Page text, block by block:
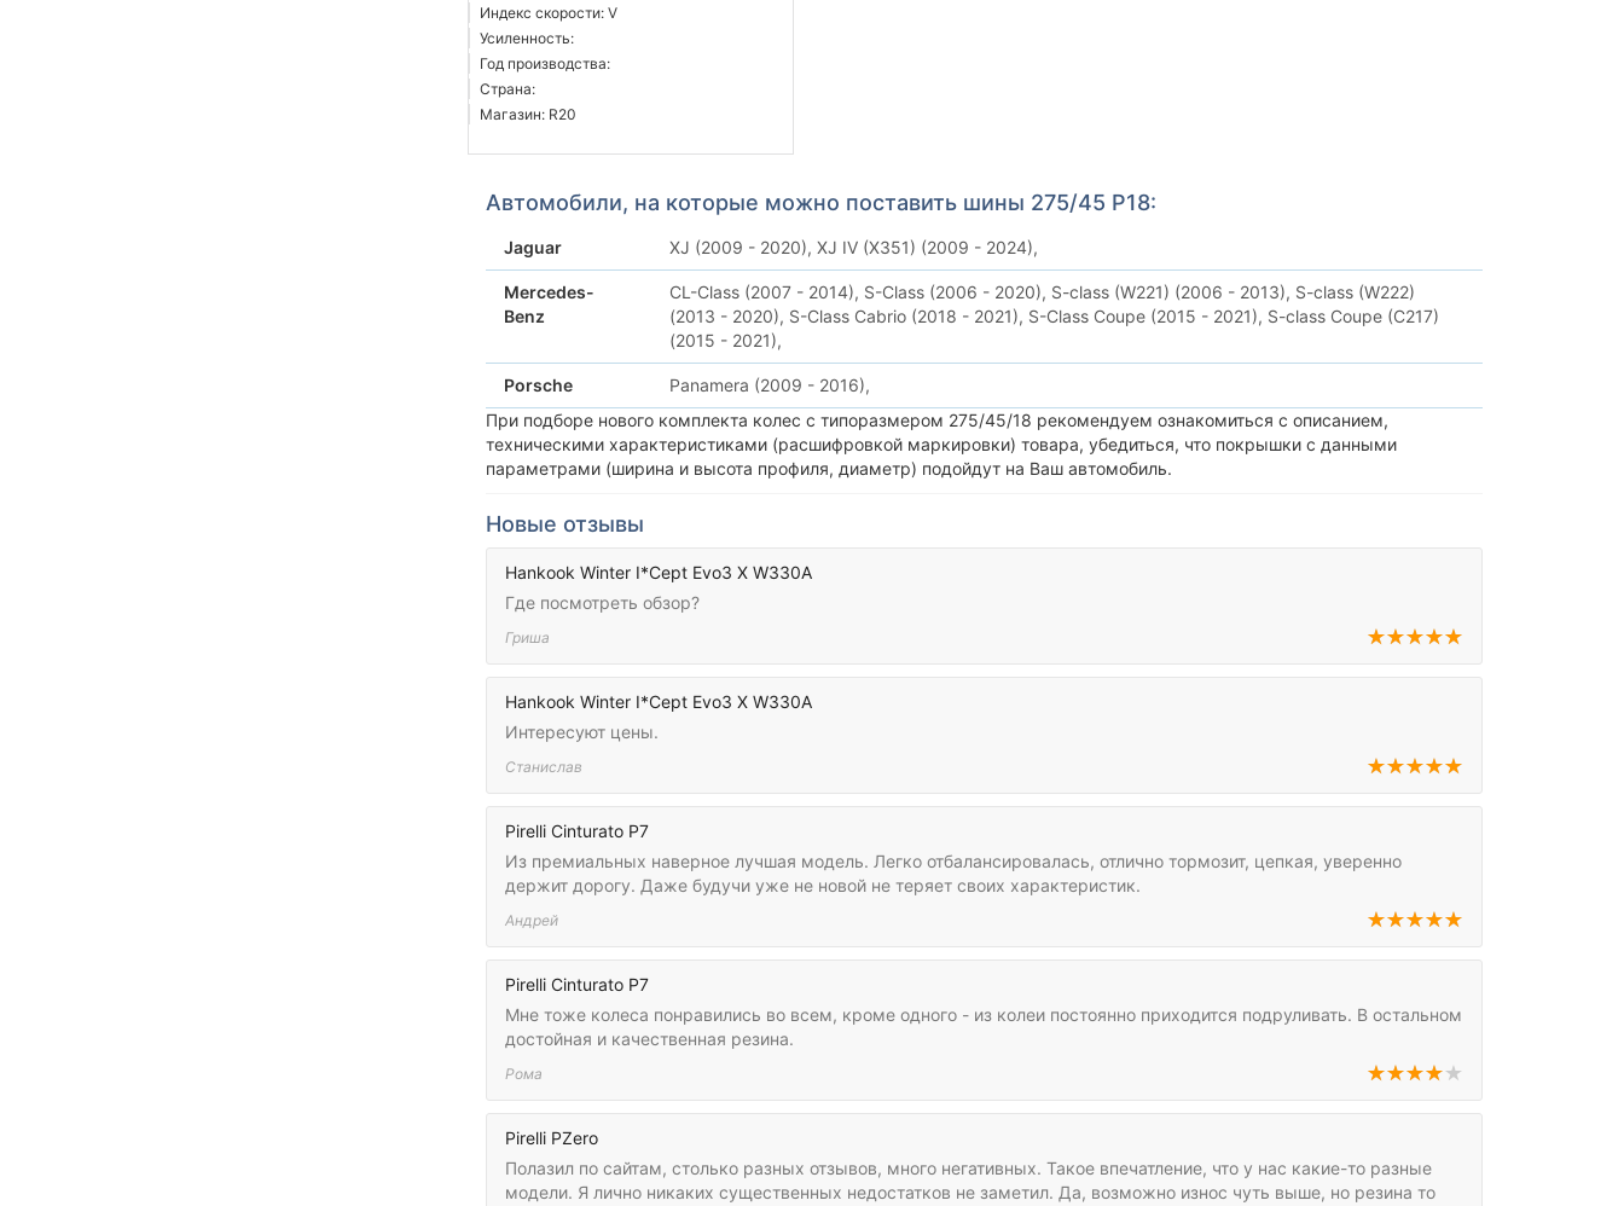
Индекс скорости: V
Усиленность:
Год производства:
Страна:
Магазин: R20
Автомобили, на которые можно поставить шины 275/45 Р18:
Jaguar XJ (2009 - 2020), XJ IV (X351) (2009 - 2024),
Mercedes-
Benz
CL-Class (2007 - 2014), S-Class (2006 - 2020), S-class (W221) (2006 - 2013), S-class (W222)
(2013 - 2020), S-Class Cabrio (2018 - 2021), S-Class Coupe (2015 - 2021), S-class Coupe (C217)
(2015 - 2021),
Porsche
Panamera (2009 - 2016),
При подборе нового комплекта колес с типоразмером 275/45/18 рекомендуем ознакомиться с описанием,
техническими характеристиками (расшифровкой маркировки) товара, убедиться, что покрышки с данными
параметрами (ширина и высота профиля, диаметр) подойдут на Ваш автомобиль.
Новые отзывы
Hankook Winter I*Cept Evo3 X W330A
Где посмотреть обзор?
Гриша
Hankook Winter I*Cept Evo3 X W330A
Интересуют цены.
Станислав
Pirelli Cinturato P7
Из премиальных наверное лучшая модель. Легко отбалансировалась, отлично тормозит, цепкая, уверенно
держит дорогу. Даже будучи уже не новой не теряет своих характеристик.
Андрей
Pirelli Cinturato P7
Мне тоже колеса понравились во всем, кроме одного - из колеи постоянно приходится подруливать. В остальном
достойная и качественная резина.
Рома
Pirelli PZero
Полазил по сайтам, столько разных отзывов, много негативных. Такое впечатление, что у нас какие-то разные
модели. Я лично никаких существенных недостатков не заметил. Да, возможно износ чуть выше, но резина то